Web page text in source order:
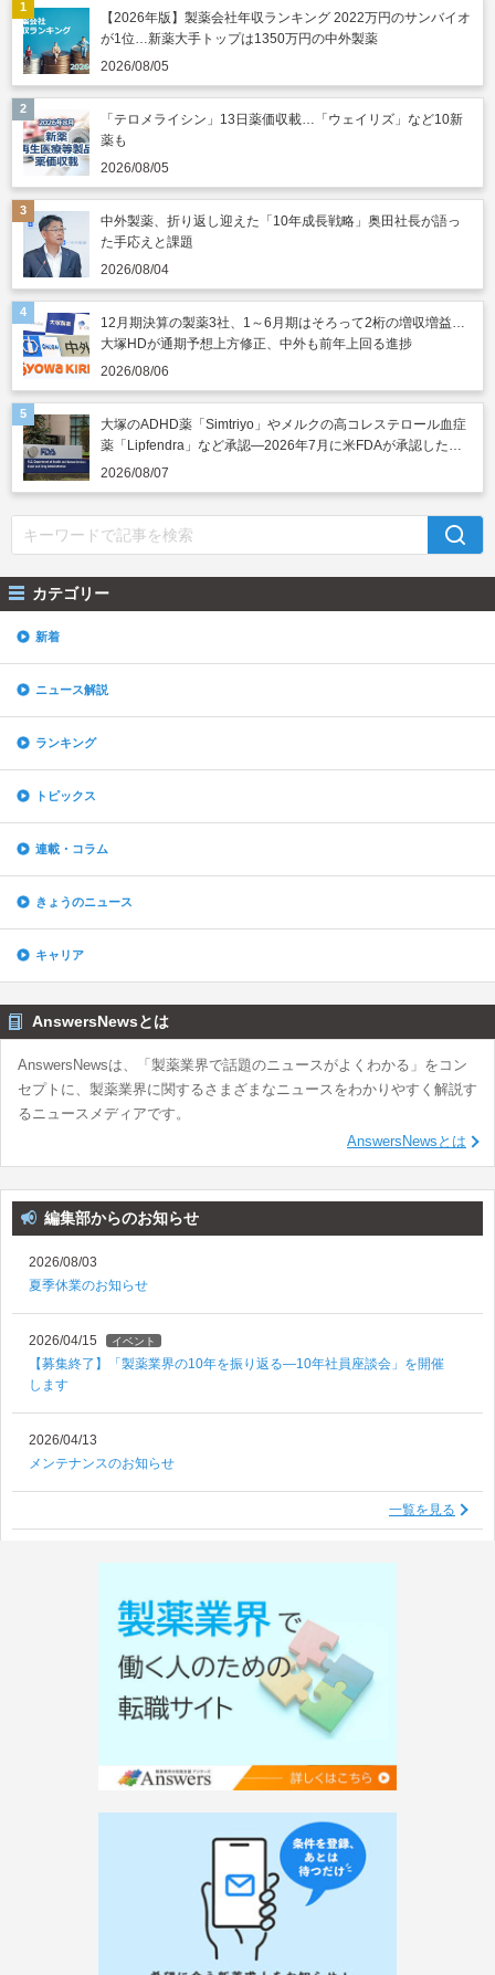
【2026年版】製薬会社年収ランキング 2022万円のサンバイオ
が1位…新薬大手トップは1350万円の中外製薬
2026/08/05
「テロメライシン」13日薬価収載…「ウェイリズ」など10新
薬も
2026/08/05
中外製薬、折り返し迎えた「10年成長戦略」奥田社長が語っ
た手応えと課題
2026/08/04
12月期決算の製薬3社、1～6月期はそろって2桁の増収増益…
大塚HDが通期予想上方修正、中外も前年上回る進捗
2026/08/06
大塚のADHD薬「Simtriyo」やメルクの高コレステロール血症
薬「Lipfendra」など承認―2026年7月に米FDAが承認した新
薬
2026/08/07
カテゴリー
新着
ニュース解説
ランキング
トピックス
連載・コラム
きょうのニュース
キャリア
AnswersNewsとは
AnswersNewsは、「製薬業界で話題のニュースがよくわかる」をコン
セプトに、製薬業界に関するさまざまなニュースをわかりやすく解説す
るニュースメディアです。
AnswersNewsとは
編集部からのお知らせ
2026/08/03
夏季休業のお知らせ
2026/04/15 イベント
【募集終了】「製薬業界の10年を振り返る―10年社員座談会」を開催
します
2026/04/13
メンテナンスのお知らせ
一覧を見る